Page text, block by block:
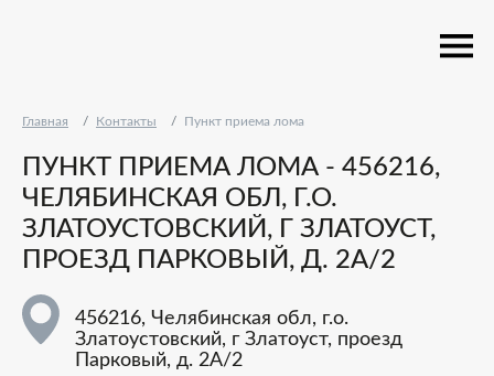
Главная Контакты Пункт приема лома
ПУНКТ ПРИЕМА ЛОМА - 456216,
ЧЕЛЯБИНСКАЯ ОБЛ, Г.О.
ЗЛАТОУСТОВСКИЙ, Г ЗЛАТОУСТ,
ПРОЕЗД ПАРКОВЫЙ, Д. 2А/2
456216, Челябинская обл, г.о.
Златоустовский, г Златоуст, проезд
Парковый, д. 2А/2